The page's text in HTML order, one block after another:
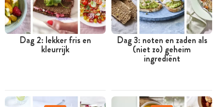
Dag 2: lekker fris en
kleurrijk
Dag 3: noten en zaden als
(niet zo) geheim
ingrediënt